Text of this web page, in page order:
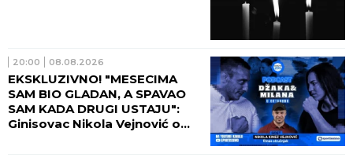
20:00 08.08.2026
EKSKLUZIVNO! "MESECIMA
SAM BIO GLADAN, A SPAVAO
SAM KADA DRUGI USTAJU":
Ginisovac Nikola Vejnović o